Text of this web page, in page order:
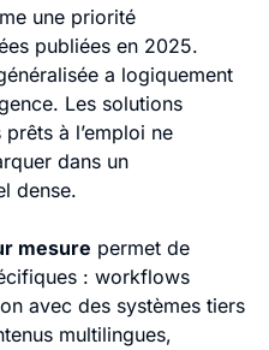
une priorité
publiées en 2025.
a logiquement
Les solutions
à l’emploi ne
dans un
dense.
mesure permet de
: workflows
avec des systèmes tiers
multilingues,